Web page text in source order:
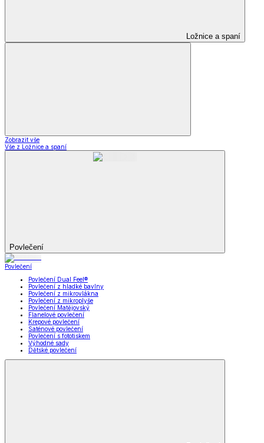
Ložnice a spaní
Zobrazit vše
Vše z Ložnice a spaní
Povlečení
Povlečení
Povlečení Dual Feel®
Povlečení z hladké bavlny
Povlečení z mikrovlákna
Povlečení z mikroplyše
Povlečení Matějovský
Flanelové povlečení
Krepové povlečení
Saténové povlečení
Povlečení s fototiskem
Výhodné sady
Dětské povlečení